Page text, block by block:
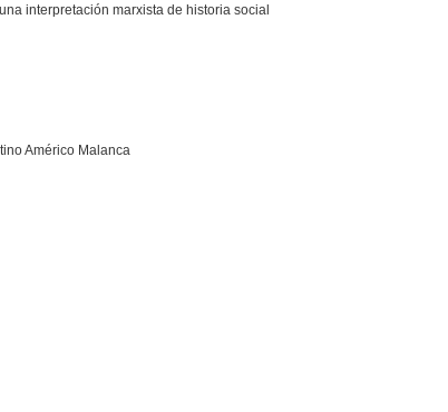
interpretación marxista de historia social
Américo Malanca